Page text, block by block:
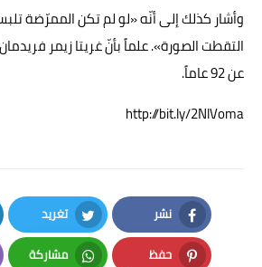
وأشار كذلك إلى أنّه «لو لم تكن الممرّضة
عن 92 عاماً.
http://bit.ly/2NlVoma
نشر
Facebook
تغريد
Twitter
حفظ مشاركة